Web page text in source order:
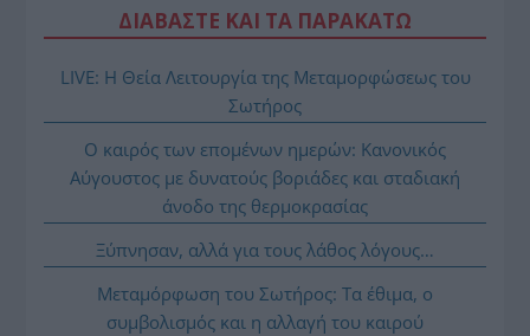
ΔΙΑΒΑΣΤΕ ΚΑΙ ΤΑ ΠΑΡΑΚΑΤΩ
LIVE: Η Θεία Λειτουργία της Μεταμορφώσεως του
Σωτήρος
Ο καιρός των επομένων ημερών: Κανονικός
Αύγουστος με δυνατούς βοριάδες και σταδιακή
άνοδο της θερμοκρασίας
Ξύπνησαν, αλλά για τους λάθος λόγους…
Μεταμόρφωση του Σωτήρος: Τα έθιμα, ο
συμβολισμός και η αλλαγή του καιρού